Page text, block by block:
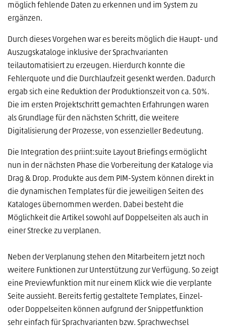
möglich fehlende Daten zu erkennen und im System zu
ergänzen.
Durch dieses Vorgehen war es bereits möglich die Haupt- und
Auszugskataloge inklusive der Sprachvarianten
teilautomatisiert zu erzeugen. Hierdurch konnte die
Fehlerquote und die Durchlaufzeit gesenkt werden. Dadurch
ergab sich eine Reduktion der Produktionszeit von ca. 50%.
Die im ersten Projektschritt gemachten Erfahrungen waren
als Grundlage für den nächsten Schritt, die weitere
Digitalisierung der Prozesse, von essenzieller Bedeutung.
Die Integration des priint:suite Layout Briefings ermöglicht
nun in der nächsten Phase die Vorbereitung der Kataloge via
Drag & Drop. Produkte aus dem PIM-System können direkt in
die dynamischen Templates für die jeweiligen Seiten des
Kataloges übernommen werden. Dabei besteht die
Möglichkeit die Artikel sowohl auf Doppelseiten als auch in
einer Strecke zu verplanen.
Neben der Verplanung stehen den Mitarbeitern jetzt noch
weitere Funktionen zur Unterstützung zur Verfügung. So zeigt
eine Previewfunktion mit nur einem Klick wie die verplante
Seite aussieht. Bereits fertig gestaltete Templates, Einzel-
oder Doppelseiten können aufgrund der Snippetfunktion
sehr einfach für Sprachvarianten bzw. Sprachwechsel